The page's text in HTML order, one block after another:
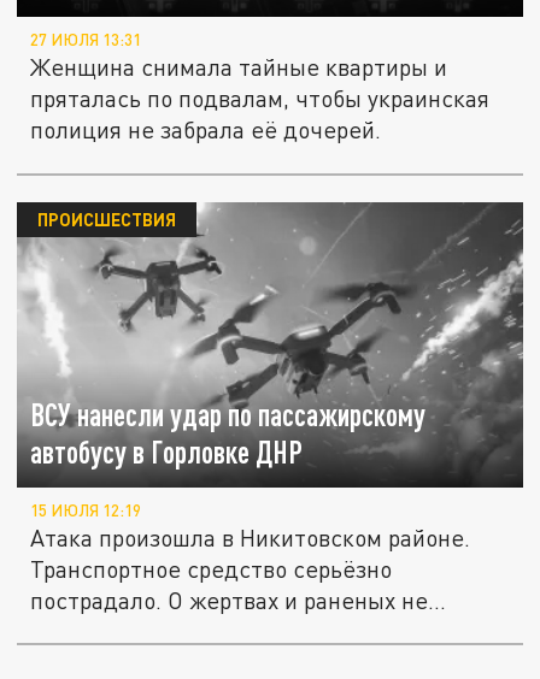
27 ИЮЛЯ 13:31
Женщина снимала тайные квартиры и
пряталась по подвалам, чтобы украинская
полиция не забрала её дочерей.
ВСУ нанесли удар по пассажирскому
автобусу в Горловке ДНР
ПРОИСШЕСТВИЯ
15 ИЮЛЯ 12:19
Атака произошла в Никитовском районе.
Транспортное средство серьёзно
пострадало. О жертвах и раненых не...